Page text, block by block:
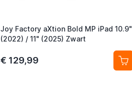
Joy Factory aXtion Bold MP iPad 10.9"
(2022) / 11" (2025) Zwart
€ 129,99